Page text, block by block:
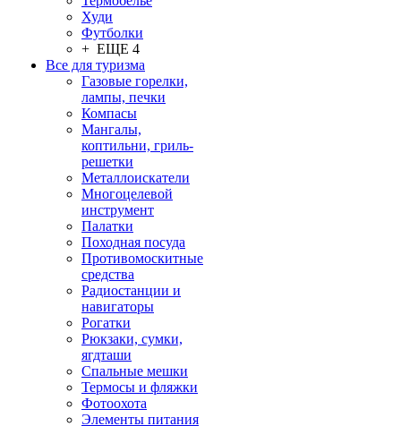
Худи
Футболки
+ ЕЩЕ 4
Все для туризма
Газовые горелки,
лампы, печки
Компасы
Мангалы,
коптильни, гриль-
решетки
Металлоискатели
Многоцелевой
инструмент
Палатки
Походная посуда
Противомоскитные
средства
Радиостанции и
навигаторы
Рогатки
Рюкзаки, сумки,
ягдташи
Спальные мешки
Термосы и фляжки
Фотоохота
Элементы питания